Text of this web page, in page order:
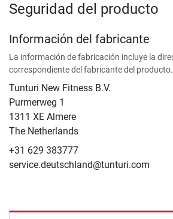
Seguridad del producto
Información del fabricante
La información de fabricación incluye la
correspondiente del fabricante del producto.
Tunturi New Fitness B.V.
​Purmerweg 1
1311 XE Almere
The Netherlands
+31 629 383777
service.deutschland@tunturi.com